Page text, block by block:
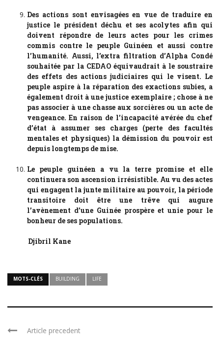
Des actions sont envisagées en vue de traduire en
justice le président déchu et ses acolytes afin qui
doivent répondre de leurs actes pour les crimes
commis contre le peuple Guinéen et aussi contre
l’humanité. Aussi, l’extra filtration d’Alpha Condé
souhaitée par la CEDAO équivaudrait à le soustraire
des effets des actions judiciaires qui le visent. Le
peuple aspire à la réparation des exactions subies, a
également droit à une justice exemplaire ; chose à ne
pas associer à une chasse aux sorcières ou un acte de
vengeance. En raison de l’incapacité avérée du chef
d’état à assumer ses charges (perte des facultés
mentales et physiques) la démission du pouvoir est
depuis longtemps de mise.
Le peuple guinéen a vu la terre promise et elle
continuera son ascension irrésistible. Au vu des actes
qui engagent la junte militaire au pouvoir, la période
transitoire doit être une trêve qui augure
l’avènement d’une Guinée prospère et unie pour le
bonheur de ses populations.
Djibril Kane
MOTS-CLÉS BUILDING LIFE
Article precedent